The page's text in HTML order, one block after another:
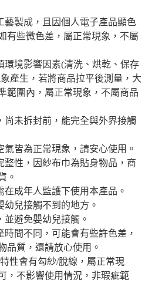
藝製成，且因個人電子產品顯色
有些微色差，屬正常現象，不屬
環境影響因素(清洗、烘乾、保存
產生，若將商品拉平後測量，大
範圍內，屬正常現象，不屬商品
尚未拆封前，能完全與外界接觸
皆為正常現象，請安心使用。
整性，因紗布巾為貼身物品，商
。
成年人監護下使用本產品。
幼兒接觸不到的地方。
避免嬰幼兒接觸。
間不同，可能會有些許色差，
品質，還請放心使用。
性會有勾紗/脫線，屬正常現
，不影響使用情況，非瑕疵範